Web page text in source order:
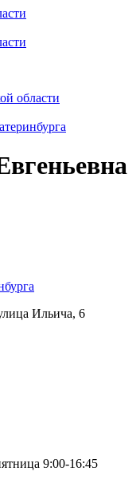
области
Ильича, 6
9:00-16:45